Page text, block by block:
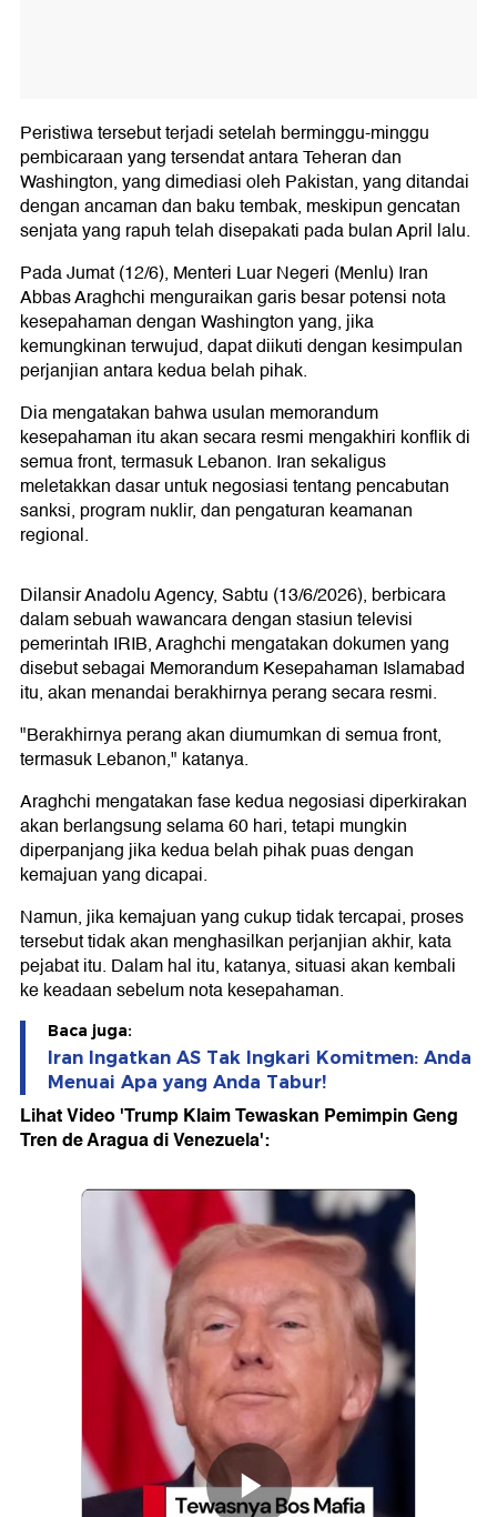
Peristiwa tersebut terjadi setelah berminggu-minggu
pembicaraan yang tersendat antara Teheran dan
Washington, yang dimediasi oleh Pakistan, yang ditandai
dengan ancaman dan baku tembak, meskipun gencatan
senjata yang rapuh telah disepakati pada bulan April lalu.
Pada Jumat (12/6), Menteri Luar Negeri (Menlu) Iran
Abbas Araghchi menguraikan garis besar potensi nota
kesepahaman dengan Washington yang, jika
kemungkinan terwujud, dapat diikuti dengan kesimpulan
perjanjian antara kedua belah pihak.
Dia mengatakan bahwa usulan memorandum
kesepahaman itu akan secara resmi mengakhiri konflik di
semua front, termasuk Lebanon. Iran sekaligus
meletakkan dasar untuk negosiasi tentang pencabutan
sanksi, program nuklir, dan pengaturan keamanan
regional.
Dilansir Anadolu Agency, Sabtu (13/6/2026), berbicara
dalam sebuah wawancara dengan stasiun televisi
pemerintah IRIB, Araghchi mengatakan dokumen yang
disebut sebagai Memorandum Kesepahaman Islamabad
itu, akan menandai berakhirnya perang secara resmi.
"Berakhirnya perang akan diumumkan di semua front,
termasuk Lebanon," katanya.
Araghchi mengatakan fase kedua negosiasi diperkirakan
akan berlangsung selama 60 hari, tetapi mungkin
diperpanjang jika kedua belah pihak puas dengan
kemajuan yang dicapai.
Namun, jika kemajuan yang cukup tidak tercapai, proses
tersebut tidak akan menghasilkan perjanjian akhir, kata
pejabat itu. Dalam hal itu, katanya, situasi akan kembali
ke keadaan sebelum nota kesepahaman.
Baca juga:
Iran Ingatkan AS Tak Ingkari Komitmen: Anda
Menuai Apa yang Anda Tabur!
Lihat Video 'Trump Klaim Tewaskan Pemimpin Geng
Tren de Aragua di Venezuela':